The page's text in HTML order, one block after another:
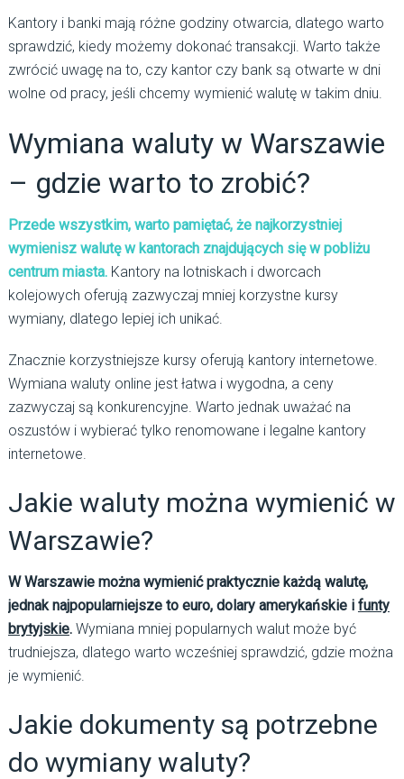
Kantory i banki mają różne godziny otwarcia, dlatego warto
sprawdzić, kiedy możemy dokonać transakcji. Warto także
zwrócić uwagę na to, czy kantor czy bank są otwarte w dni
wolne od pracy, jeśli chcemy wymienić walutę w takim dniu.
Wymiana waluty w Warszawie
– gdzie warto to zrobić?
Przede wszystkim, warto pamiętać, że najkorzystniej
wymienisz walutę w kantorach znajdujących się w pobliżu
centrum miasta.Kantory na lotniskach i dworcach
kolejowych oferują zazwyczaj mniej korzystne kursy
wymiany, dlatego lepiej ich unikać.
Znacznie korzystniejsze kursy oferują kantory internetowe.
Wymiana waluty online jest łatwa i wygodna, a ceny
zazwyczaj są konkurencyjne. Warto jednak uważać na
oszustów i wybierać tylko renomowane i legalne kantory
internetowe.
Jakie waluty można wymienić w
Warszawie?
W Warszawie można wymienić praktycznie każdą walutę,
jednak najpopularniejsze to euro, dolary amerykańskie i funty
brytyjskie.Wymiana mniej popularnych walut może być
trudniejsza, dlatego warto wcześniej sprawdzić, gdzie można
je wymienić.
Jakie dokumenty są potrzebne
do wymiany waluty?